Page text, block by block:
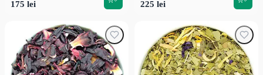
175 lei 225 lei